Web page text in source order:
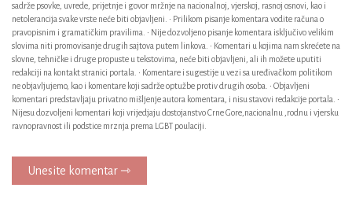
sadrže psovke, uvrede, prijetnje i govor mržnje na nacionalnoj, vjerskoj, rasnoj osnovi, kao i
netolerancija svake vrste neće biti objavljeni. • Prilikom pisanje komentara vodite računa o
pravopisnim i gramatičkim pravilima. • Nije dozvoljeno pisanje komentara isključivo velikim
slovima niti promovisanje drugih sajtova putem linkova. • Komentari u kojima nam skrećete na
slovne, tehničke i druge propuste u tekstovima, neće biti objavljeni, ali ih možete uputiti
redakciji na kontakt stranici portala. • Komentare i sugestije u vezi sa uređivačkom politikom
ne objavljujemo, kao i komentare koji sadrže optužbe protiv drugih osoba. • Objavljeni
komentari predstavljaju privatno mišljenje autora komentara, i nisu stavovi redakcije portala. •
Nijesu dozvoljeni komentari koji vrijedjaju dostojanstvo Crne Gore,nacionalnu ,rodnu i vjersku
ravnopravnost ili podstice mrznja prema LGBT poulaciji.
Unesite komentar ⇾